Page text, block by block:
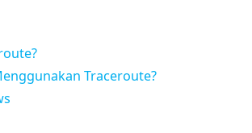
Traceroute?